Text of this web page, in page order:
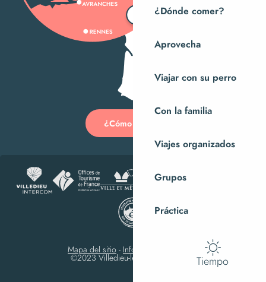
¿Dónde comer?
Aprovecha
Viajar con su perro
Con la familia
Viajes organizados
Grupos
Práctica
Tiempo
¿Cómo llegar?
Mapa del sitio - Información jurídica
©2023 Villedieu-les-Poêles Intercom